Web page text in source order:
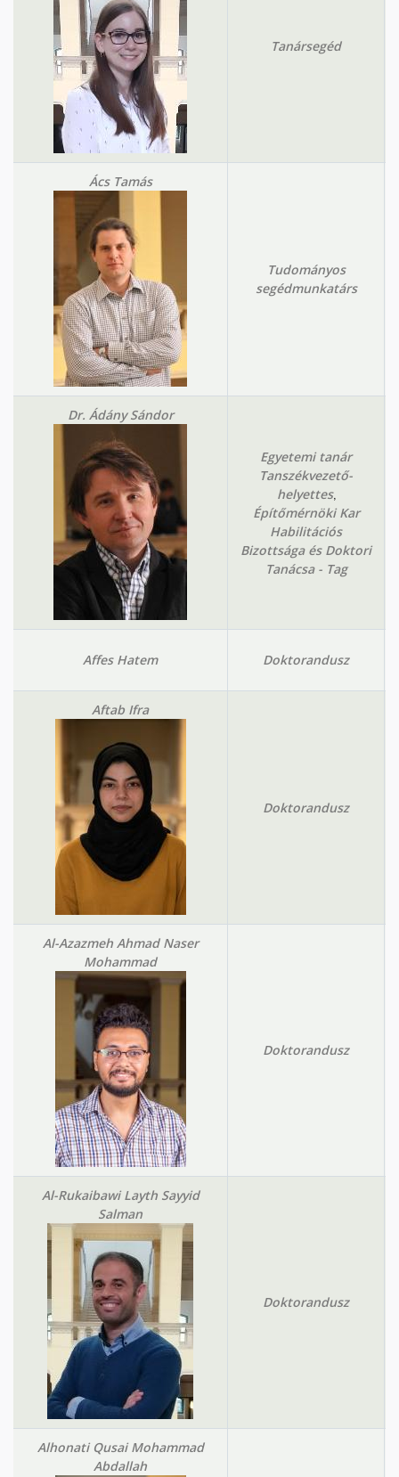
Tanársegéd
Ács Tamás
Tudományos
segédmunkatárs
Dr. Ádány Sándor
Egyetemi tanár
Tanszékvezető-
helyettes,
Építőmérnöki Kar
Habilitációs
Bizottsága és Doktori
Tanácsa - Tag
Affes Hatem Doktorandusz
Aftab Ifra
Doktorandusz
Al-Azazmeh Ahmad Naser
Mohammad
Doktorandusz
Al-Rukaibawi Layth Sayyid
Salman
Doktorandusz
Alhonati Qusai Mohammad
Abdallah